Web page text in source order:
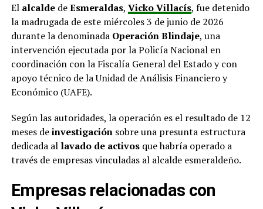
El alcaldedeEsmeraldas, Vicko Villacís, fue detenido
la madrugada de este miércoles 3 de junio de 2026
durante la denominada Operación Blindaje, una
intervención ejecutada por la Policía Nacional en
coordinación con la Fiscalía General del Estado y con
apoyo técnico de la Unidad de Análisis Financiero y
Económico (UAFE).
Según las autoridades, la operación es el resultado de 12
meses deinvestigaciónsobre una presunta estructura
dedicada al lavado de activosque habría operado a
través de empresas vinculadas al alcalde esmeraldeño.
Empresas relacionadas con